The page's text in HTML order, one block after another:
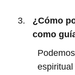
¿Cómo
como